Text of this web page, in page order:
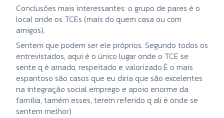
Conclusões mais interessantes: o grupo de pares é o
local onde os TCEs (mais do quem casa ou com
amigos).
Sentem que podem ser ele próprios. Segundo todos os
entrevistados, aqui é o único lugar onde o TCE se
sente q é amado, respeitado e valorizado.É o mais
espantoso são casos que eu diria que são excelentes
na integração social emprego e apoio enorme da
família, tamém esses, terem referido q ali é onde se
sentem melhor)